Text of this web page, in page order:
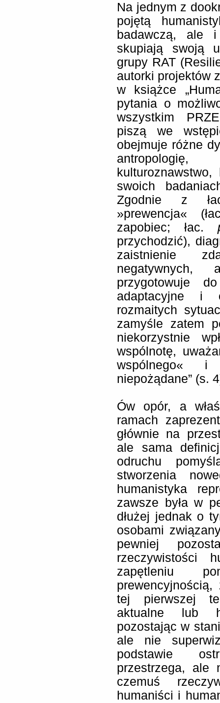
Na jednym z
pojętą
badawczą, ale
skupiają swoją
grupy RAT
autorki projektów
w książce
pytania o
wszystkim
piszą we
obejmuje różne
swoich
Zgodnie z
»prewencja«
zapobiec; łac.
przychodzić),
zaistnienie
przygotowuje
adaptacyjne i
rozmaitych
zamyśle zatem
niekorzystnie
wspólnotę,
wspólnego« i
niepożądane” (s.
Ów opór, a
ramach
głównie na
ale sama
odruchu
stworzenia
humanistyka
zawsze była w
dłużej jednak o
osobami
pewniej
rzeczywistości
zapętleniu
tej pierwszej
aktualne lub
pozostając w
ale nie
podstawie
przestrzega, ale
czemuś
humaniści i